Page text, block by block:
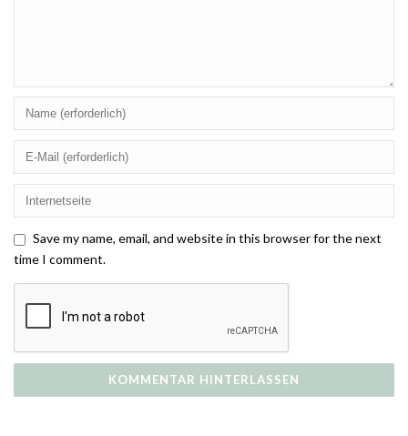
Save my name, email, and website in this browser for the next
time I comment.